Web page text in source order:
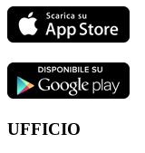
UFFICIO